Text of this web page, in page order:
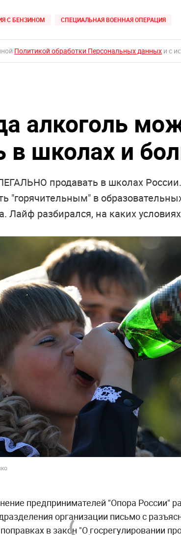
С БЕНЗИНОМ СПЕЦИАЛЬНАЯ ВОЕННАЯ ОПЕРАЦИЯ
Политикой обработки Персональных данных и с
алкоголь
в школах и
продавать в школах
"горячительным" в
Лайф разбирался, на каких
предпринимателей "Опора России"
организации письмо с
в закон "О госрегулировании